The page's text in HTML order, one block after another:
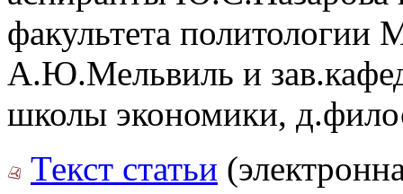
факультета
А.Ю.Мельвиль и
школы экономики,
Текст статьи